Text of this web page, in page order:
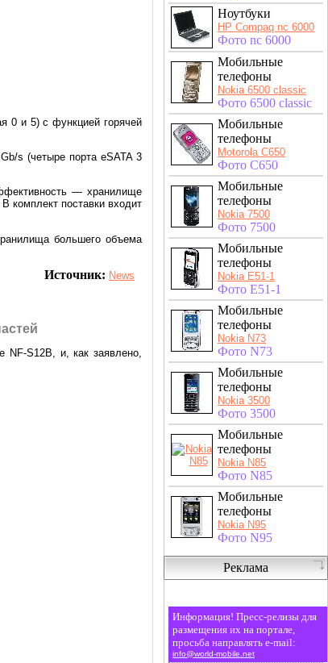
0 и 5) с функцией горячей
s (четыре порта eSATA 3
— хранилище
комплект поставки входит
большего объема
Источник: News
NF-S12B, и, как заявлено,
Ноутбуки
HP Compaq nc 6000
Фото nc 6000
Мобильные
телефоны
Nokia 6500 classic
Фото 6500 classic
Мобильные
телефоны
Motorola C650
Фото C650
Мобильные
телефоны
Nokia 7500
Фото 7500
Мобильные
телефоны
Nokia E51-1
Фото E51-1
Мобильные
телефоны
Nokia N73
Фото N73
Мобильные
телефоны
Nokia 3500
Фото 3500
Мобильные
телефоны
Nokia N85
Фото N85
Мобильные
телефоны
Nokia N95
Фото N95
Реклама
Информация! Пресс-релизы для
размещения их на портале,
просьба направлять e-mail:
info@world-mobile.net